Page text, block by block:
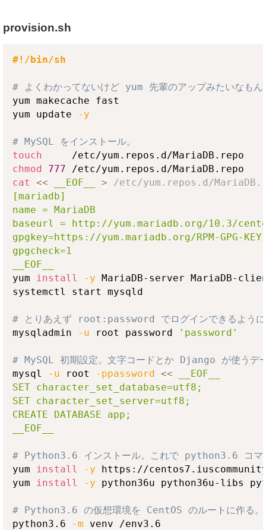
provision.sh
#!/bin/sh
# よくわかってないけど yum 先輩のアップみたいなもん
yum makecache fast
yum update
-y
# MySQL をインストール。
touch
chmod
777
cat
<< __EOF__ > /etc/yum.repos.d/
[mariadb]
name = MariaDB
baseurl = http://yum.mariadb.org/10.3/
gpgkey=https://yum.mariadb.org/RPM-GPG-
gpgcheck=1
__EOF__
yum install -y MariaDB-server MariaDB-
systemctl start mysqld
# とりあえず root:password でログインできるように
mysqladmin
-u root password 'password'
# MySQL 初期設定。文字コードとか Django が使うデ
mysql
-u root -ppassword <<
__EOF__
SET character_set_database=utf8;
SET character_set_server=utf8;
CREATE DATABASE app;
__EOF__
# Python3.6 インストール。これで python3.6 コマン
yum install -y https://
yum install -y python36u python36u-libs
# Python3.6 の仮想環境を CentOS のルートに作る。
python3.6
-m venv /env3.6